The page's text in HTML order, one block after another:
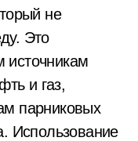
не
Это
источникам
и газ,
парниковых
Использование